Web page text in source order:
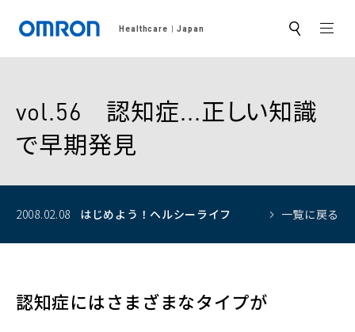
Healthcare Japan サ
ト
索
vol.56 認知症...正しい知識
で早期発見
2008.02.08 はじめよう！ ヘルシーライフ 一覧に戻る
認知症にはさまざまなタイプが